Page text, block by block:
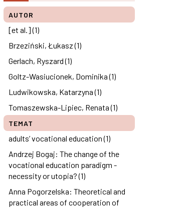
AUTOR
[et al.] (1)
Brzeziński, Łukasz (1)
Gerlach, Ryszard (1)
Goltz-Wasiucionek, Dominika (1)
Ludwikowska, Katarzyna (1)
Tomaszewska-Lipiec, Renata (1)
TEMAT
adults’ vocational education (1)
Andrzej Bogaj: The change of the
vocational education paradigm -
necessity or utopia? (1)
Anna Pogorzelska: Theoretical and
practical areas of cooperation of